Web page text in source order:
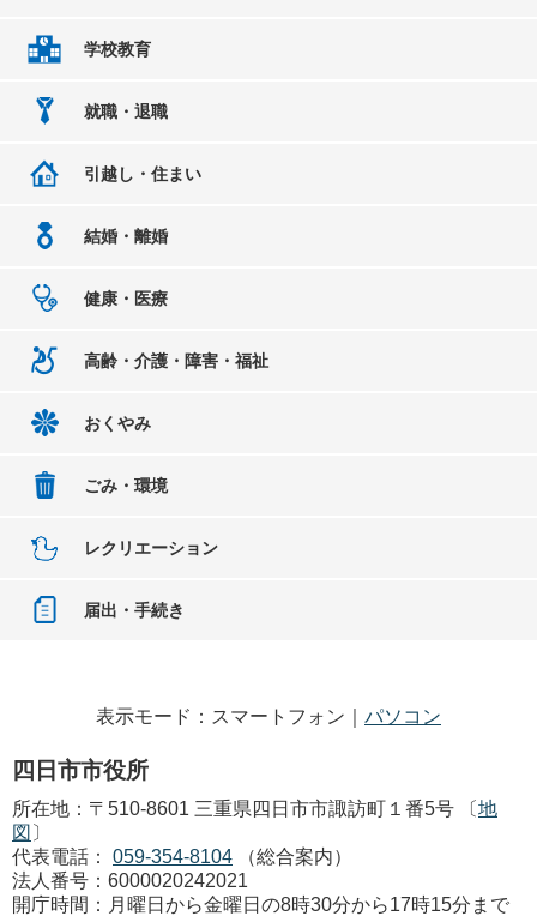
学校教育
就職・退職
引越し・住まい
結婚・離婚
健康・医療
高齢・介護・障害・福祉
おくやみ
ごみ・環境
レクリエーション
届出・手続き
表示モード：スマートフォン｜ パソコン
四日市市役所
所在地：〒510-8601 三重県四日市市諏訪町１番5号 〔地
図 〕
代表電話：
059-354-8104
（総合案内）
法人番号：6000020242021
開庁時間：月曜日から金曜日の8時30分から17時15分まで